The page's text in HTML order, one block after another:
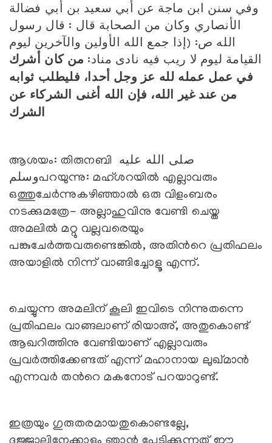
وفي سنن ابن ماجة عن أبي سعيد بن أبي فضالة
الأنصاري وكان من الصحابة قال : قال رسول
الله ص: (إذا جمع الله الأولين والآخرين ليوم
القيامة ليوم لا ريب فيه نادى مناد: من كان أشرك
في عمل عمله لله عز وجل أحدا، فليطلب ثوابه
من عند غير الله، فإن الله أغنى الشركاء عن
الشرك
ആശയം: തിരുനബി صلى الله عليه
وسلمപറയുന്നു: മഹ്ശറയില്‍ എല്ലാവരും
ഒത്തുചേര്‍ന്നുകഴിഞ്ഞാല്‍ ഒരു വിളംബരം
നടക്കുമത്രേ- അല്ലാഹുവിനു വേണ്ടി ചെയ്ത
അമലില്‍ മറ്റു വല്ലവരെയും
പങ്കുചേര്‍ത്തവരുണ്ടെങ്കില്‍, അതിന്‍റെ പ്രതിഫലം
അയാളില്‍ നിന്ന് വാങ്ങിച്ചോളൂ എന്ന്.
ചെയ്യുന്ന അമലിന് കൂലി ഇവിടെ നിന്നുതന്നെ
പ്രതിഫലം വാങ്ങലാണ് രിയാഅ്, അതുകൊണ്ട്
ആഖറിത്തിനു വേണ്ടിയാണ് എല്ലാവരും
പ്രവര്‍ത്തിക്കേണ്ടത് എന്ന് മഹാനായ ലുഖ്‍മാന്‍
എന്നവര്‍ തന്‍റെ മകനോട് പറയാറുണ്ട്.
ഇത്രയും ഗുരുതരമായതുകൊണ്ടല്ലേ,